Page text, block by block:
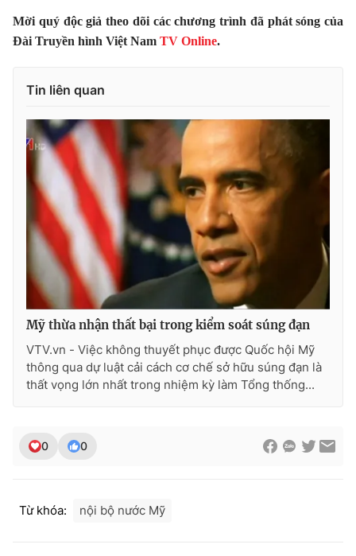
Chất lượng cuộc sống
Học trực tuyến
Công nghệ
Hitech Công nghệ tương lai
Sản phẩm
Tư vấn
Chuyên mục khác
Emagazine Podcast
Photo Infographic
Video Shorts video
VTV Money VTV Thể thao
VTV Sức khoẻ Bất động sản
VTV9
Mời quý độc giả theo dõi các chương trình đã phát sóng của
Đài Truyền hình Việt Nam TV Online.
Tin liên quan
Mỹ thừa nhận thất bại trong kiểm soát súng đạn
VTV.vn - Việc không thuyết phục được Quốc hội Mỹ
thông qua dự luật cải cách cơ chế sở hữu súng đạn là
thất vọng lớn nhất trong nhiệm kỳ làm Tổng thống...
0 0
Từ khóa: nội bộ nước Mỹ